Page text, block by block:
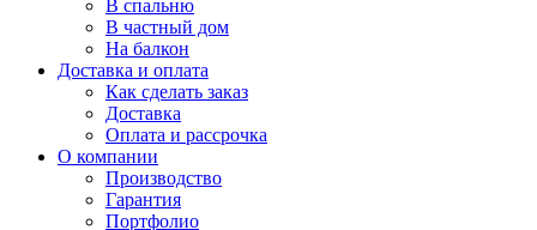
В спальню
В частный дом
На балкон
Доставка и оплата
Как сделать заказ
Доставка
Оплата и рассрочка
О компании
Производство
Гарантия
Портфолио